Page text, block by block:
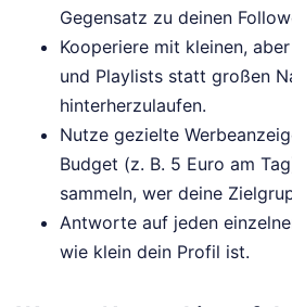
Gegensatz zu deinen
Kooperiere mit kleinen,
und Playlists statt großen
hinterherzulaufen.
Nutze gezielte
Budget (z. B. 5 Euro am
sammeln, wer deine
Antworte auf jeden
wie klein dein Profil ist.